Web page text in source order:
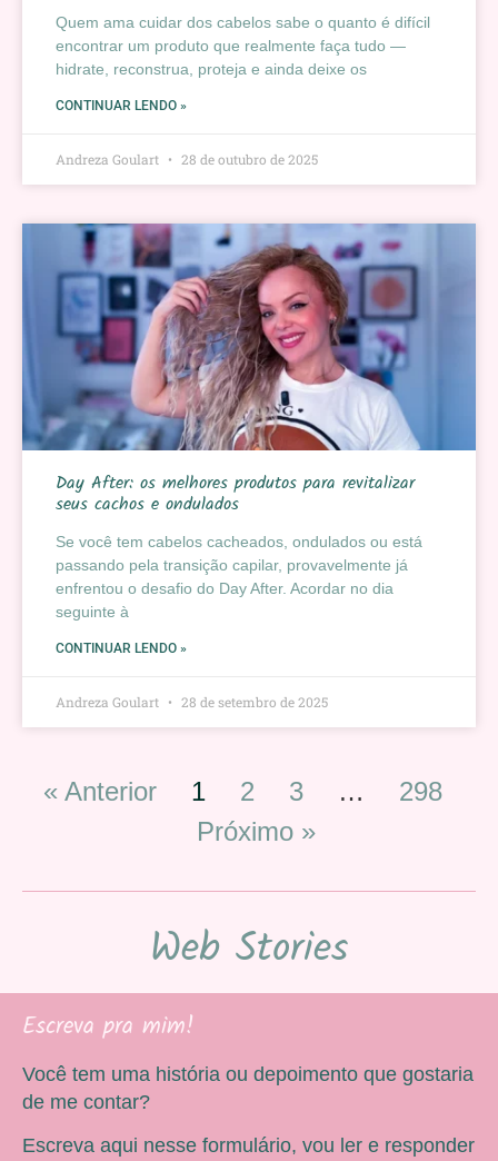
Quem ama cuidar dos cabelos sabe o quanto é difícil
encontrar um produto que realmente faça tudo —
hidrate, reconstrua, proteja e ainda deixe os
CONTINUAR LENDO »
Andreza Goulart 28 de outubro de 2025
Day After: os melhores produtos para revitalizar
seus cachos e ondulados
Se você tem cabelos cacheados, ondulados ou está
passando pela transição capilar, provavelmente já
enfrentou o desafio do Day After. Acordar no dia
seguinte à
CONTINUAR LENDO »
Andreza Goulart 28 de setembro de 2025
« Anterior 1 2 3 …
298
Próximo »
Web Stories
Escreva pra mim!
Você tem uma história ou depoimento que gostaria
de me contar?
Escreva aqui nesse formulário, vou ler e responder